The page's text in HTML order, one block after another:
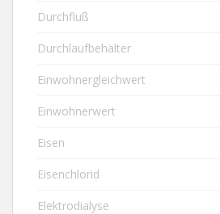
Durchfluß
Durchlaufbehälter
Einwohnergleichwert
Einwohnerwert
Eisen
Eisenchlorid
Elektrodialyse